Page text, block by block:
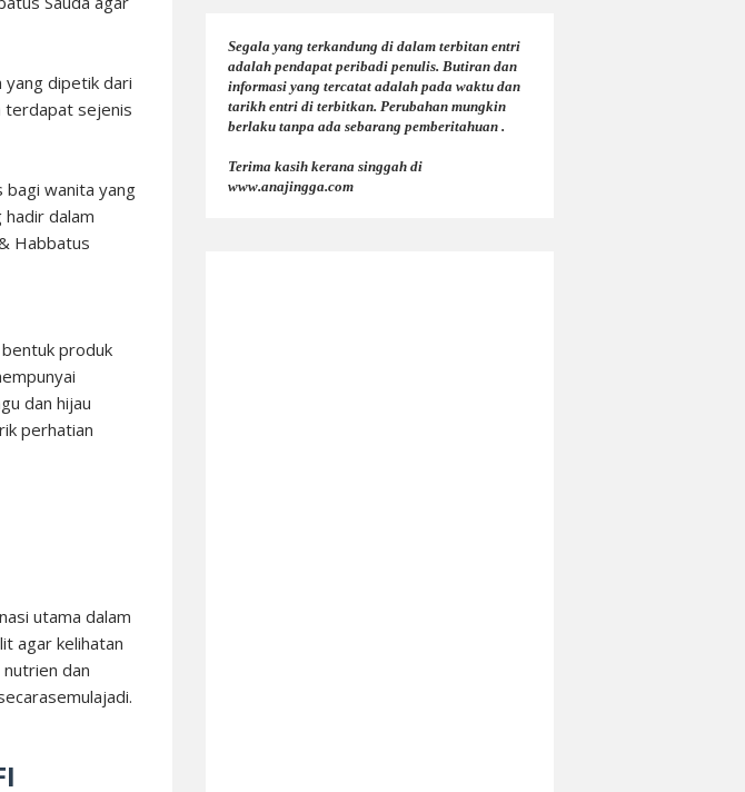
yang dipetik dari
terdapat sejenis
bagi wanita yang
hadir dalam
Habbatus
produk
dan hijau
perhatian
utama dalam
agar kelihatan
dan
Segala yang terkandung di dalam terbitan entri
adalah pendapat peribadi penulis. Butiran dan
informasi yang tercatat adalah pada waktu dan
tarikh entri di terbitkan. Perubahan mungkin
berlaku tanpa ada sebarang pemberitahuan .
Terima kasih kerana singgah di
www.anajingga.com